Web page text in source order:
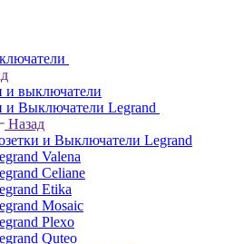
и выключатели
и Выключатели Legrand
Назад
и Выключатели Legrand
Valena
Celiane
Etika
Mosaic
Plexo
Quteo